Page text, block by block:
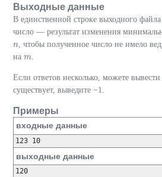
Выходные данные
В единственной строке выходного
число — результат изменения
n
n
, чтобы полученное число не имело
на m
m
Если ответов несколько, можете
существует, выведите −1.
Примеры
входные данные
123 10
выходные данные
120